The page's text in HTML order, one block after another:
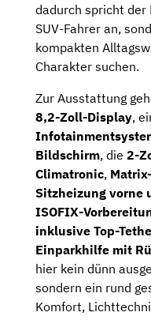
dadurch spricht der
SUV-Fahrer an,
kompakten
Charakter suchen.
Zur Ausstattung
8,2-Zoll-Display,
Bildschirm, die 2-
Climatronic,
Sitzheizung vorne
ISOFIX-
inklusive Top-
Einparkhilfe mit
hier kein dünn
sondern ein rund
Komfort,